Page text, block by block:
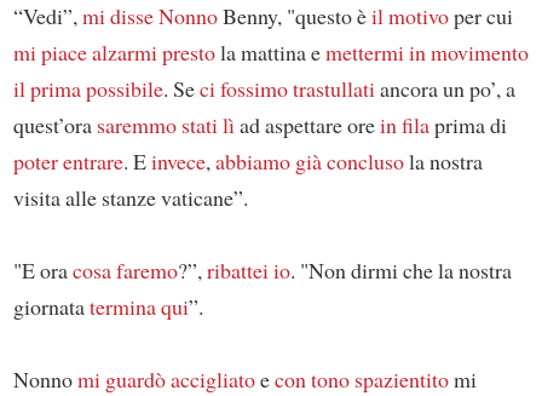
“Vedi”,mi disseNonnoBenny, "questo èil motivoper cui
mi piace alzarmiprestola mattina emettermi in movimento
il prima possibile. Seci fossimo trastullatiancora un po’, a
quest’ora saremmo stati lìad aspettare orein filaprima di
poter entrare. Einvece,abbiamo già conclusola nostra
visita alle stanze vaticane”.
"E oracosa faremo?”,ribattei io. "Non dirmi che la nostra
giornatatermina qui”.
Nonnomi guardò accigliatoecon tono spazientitomi